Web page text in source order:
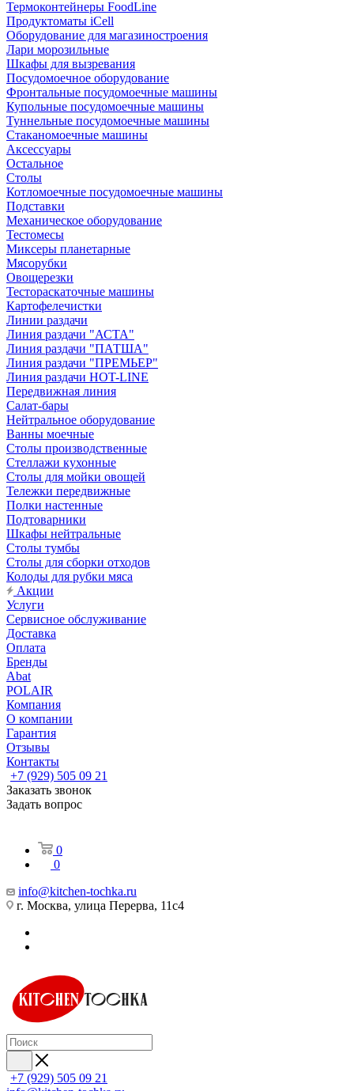
Термоконтейнеры FoodLine
Продуктоматы iCell
Оборудование для магазиностроения
Лари морозильные
Шкафы для вызревания
Посудомоечное оборудование
Фронтальные посудомоечные машины
Купольные посудомоечные машины
Туннельные посудомоечные машины
Стаканомоечные машины
Аксессуары
Остальное
Столы
Котломоечные посудомоечные машины
Подставки
Механическое оборудование
Тестомесы
Миксеры планетарные
Мясорубки
Овощерезки
Тестораскаточные машины
Картофелечистки
Линии раздачи
Линия раздачи "АСТА"
Линия раздачи "ПАТША"
Линия раздачи "ПРЕМЬЕР"
Линия раздачи HOT-LINE
Передвижная линия
Салат-бары
Нейтральное оборудование
Ванны моечные
Столы производственные
Стеллажи кухонные
Столы для мойки овощей
Тележки передвижные
Полки настенные
Подтоварники
Шкафы нейтральные
Столы тумбы
Столы для сборки отходов
Колоды для рубки мяса
Акции
Услуги
Сервисное обслуживание
Доставка
Оплата
Бренды
Abat
POLAIR
Компания
О компании
Гарантия
Отзывы
Контакты
+7 (929) 505 09 21
Заказать звонок
Задать вопрос
0
0
info@kitchen-tochka.ru
г. Москва, улица Перерва, 11с4
+7 (929) 505 09 21